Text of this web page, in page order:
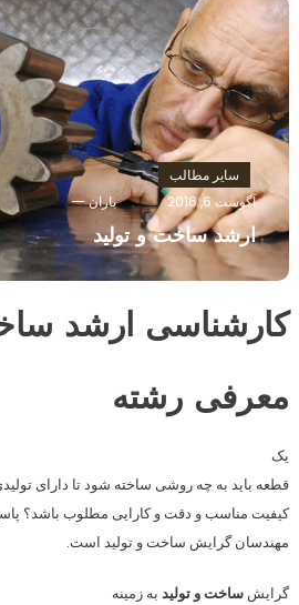
سایر مطالب
آگوست 6, 2016
باران
ارشد ساخت و تولید
کارشناسی ارشد
معرفی رشته
یک
قطعه باید به چه روشی ساخته شود تا دارای
کیفیت مناسب و دقت و کارایی مطلوب باشد؟
مهندسان گرایش ساخت و تولید است.
گرایش ساخت و تولیدبه زمینه